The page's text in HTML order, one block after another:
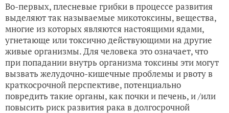
Во-первых, плесневые грибки в процессе развития
выделяют так называемые микотоксины, вещества,
многие из которых являются настоящими ядами,
угнетающе или токсично действующими на другие
живые организмы. Для человека это означает, что
при попадании внутрь организма токсины эти могут
вызвать желудочно-кишечные проблемы и рвоту в
краткосрочной перспективе, потенциально
повредить такие органы, как почки и печень, и /или
повысить риск развития рака в долгосрочной